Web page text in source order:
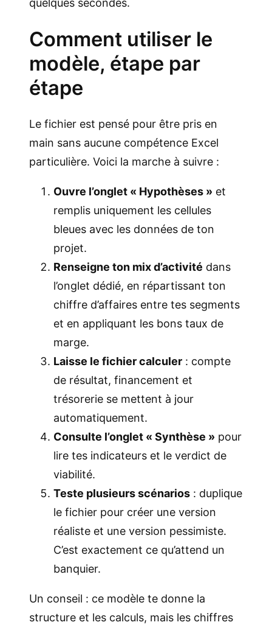
quelques secondes.
Comment utiliser le
modèle, étape par
étape
Le fichier est pensé pour être pris en
main sans aucune compétence Excel
particulière. Voici la marche à suivre :
Ouvre l’onglet « Hypothèses » et
remplis uniquement les cellules
bleues avec les données de ton
projet.
Renseigne ton mix d’activité dans
l’onglet dédié, en répartissant ton
chiffre d’affaires entre tes segments
et en appliquant les bons taux de
marge.
Laisse le fichier calculer : compte
de résultat, financement et
trésorerie se mettent à jour
automatiquement.
Consulte l’onglet « Synthèse » pour
lire tes indicateurs et le verdict de
viabilité.
Teste plusieurs scénarios : duplique
le fichier pour créer une version
réaliste et une version pessimiste.
C’est exactement ce qu’attend un
banquier.
Un conseil : ce modèle te donne la
structure et les calculs, mais les chiffres